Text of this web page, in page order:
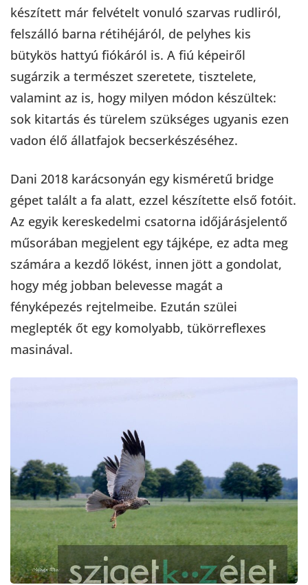
készített már felvételt vonuló szarvas rudliról,
felszálló barna rétihéjáról, de pelyhes kis
bütykös hattyú fiókáról is. A fiú képeiről
sugárzik a természet szeretete, tisztelete,
valamint az is, hogy milyen módon készültek:
sok kitartás és türelem szükséges ugyanis ezen
vadon élő állatfajok becserkészéséhez.
Dani 2018 karácsonyán egy kisméretű bridge
gépet talált a fa alatt, ezzel készítette első fotóit.
Az egyik kereskedelmi csatorna időjárásjelentő
műsorában megjelent egy tájképe, ez adta meg
számára a kezdő lökést, innen jött a gondolat,
hogy még jobban belevesse magát a
fényképezés rejtelmeibe. Ezután szülei
meglepték őt egy komolyabb, tükörreflexes
masinával.